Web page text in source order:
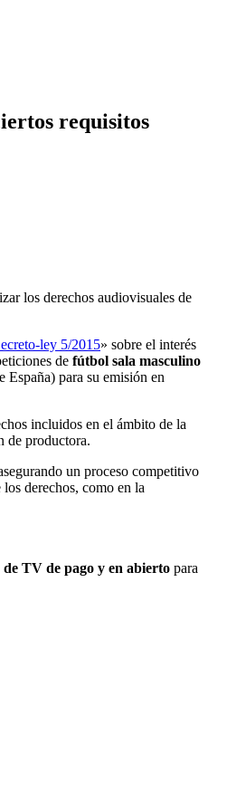
requisitos
los derechos audiovisuales de
ley 5/2015» sobre el interés
de fútbol sala masculino
para su emisión en
incluidos en el ámbito de la
de productora.
un proceso competitivo
derechos, como en la
TV de pago y en abierto para